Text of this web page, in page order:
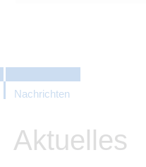
Nachrichten
Aktuelles